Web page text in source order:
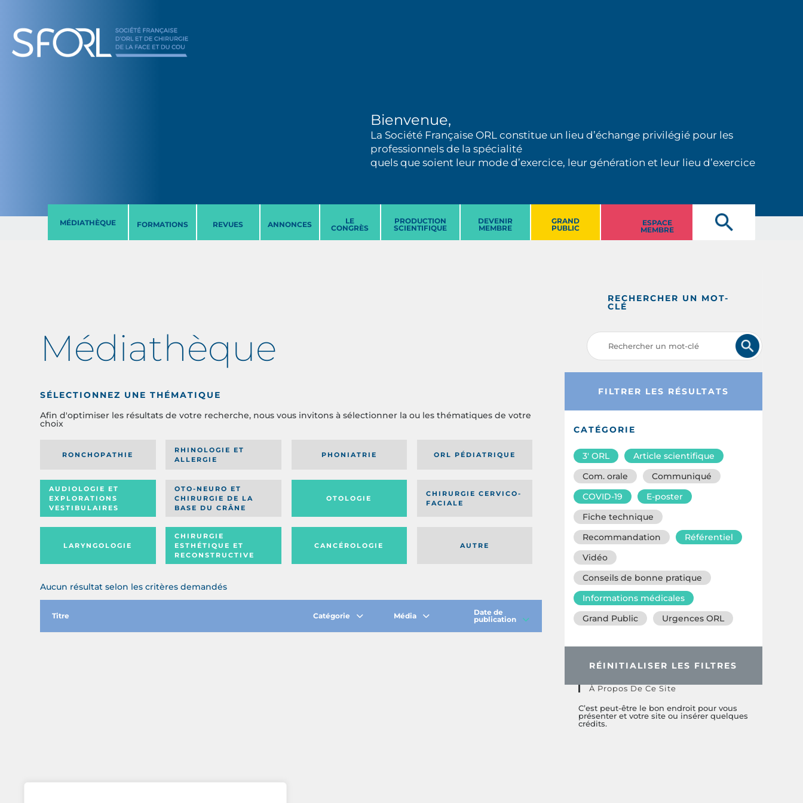
Bienvenue,
La Société Française ORL constitue un lieu d’échange privilégié pour les
professionnels de la spécialité
quels que soient leur mode d’exercice, leur génération et leur lieu d’exercice
MÉDIATHÈQUE FORMATIONS REVUES ANNONCES
LE
CONGRÈS
PRODUCTION
SCIENTIFIQUE
DEVENIR
MEMBRE
GRAND
PUBLIC
ESPACE
MEMBRE
Médiathèque
SÉLECTIONNEZ UNE THÉMATIQUE
Afin d'optimiser les résultats de votre recherche, nous vous invitons à sélectionner la ou les thématiques de votre
choix
RONCHOPATHIE
RHINOLOGIE ET
ALLERGIE
PHONIATRIE ORL PÉDIATRIQUE
AUDIOLOGIE ET
EXPLORATIONS
VESTIBULAIRES
OTO-NEURO ET
CHIRURGIE DE LA
BASE DU CRÂNE
OTOLOGIE
CHIRURGIE CERVICO-
FACIALE
AUTRE
LARYNGOLOGIE
CHIRURGIE
ESTHÉTIQUE ET
RECONSTRUCTIVE
CANCÉROLOGIE
Aucun résultat selon les critères demandés
Titre Catégorie Média
Date de
publication
RECHERCHER UN MOT-
CLÉ
FILTRER LES RÉSULTATS
CATÉGORIE
3′ ORL
Article scientifique
Com. orale
Communiqué
COVID-19
E-poster
Fiche technique
Recommandation
Référentiel
Vidéo
Conseils de bonne pratique
Informations médicales
Grand Public
Urgences ORL
RÉINITIALISER LES FILTRES
À Propos De Ce Site
C’est peut-être le bon endroit pour vous
présenter et votre site ou insérer quelques
crédits.